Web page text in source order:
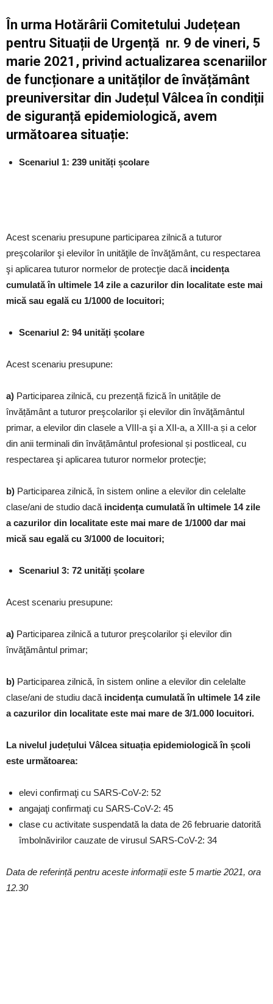
În urma Hotărârii Comitetului Județean
pentru Situații de Urgență nr. 9 de vineri, 5
marie 2021, privind actualizarea scenariilor
de funcționare a unităților de învățământ
preuniversitar din Județul Vâlcea în condiții
de siguranță epidemiologică, avem
următoarea situație:
Scenariul 1: 239 unități școlare
Acest scenariu presupune participarea zilnică a tuturor
preşcolarilor şi elevilor în unităţile de învăţământ, cu respectarea
şi aplicarea tuturor normelor de protecţie dacă incidența
cumulată în ultimele 14 zile a cazurilor din localitate este mai
mică sau egală cu 1/1000 de locuitori;
Scenariul 2: 94 unități școlare
Acest scenariu presupune:
a) Participarea zilnică, cu prezență fizică în unitățile de
învățământ a tuturor preşcolarilor şi elevilor din învăţământul
primar, a elevilor din clasele a VIII-a şi a XII-a, a XIII-a și a celor
din anii terminali din învățământul profesional și postliceal, cu
respectarea şi aplicarea tuturor normelor protecţie;
b) Participarea zilnică, în sistem online a elevilor din celelalte
clase/ani de studio dacă incidența cumulată în ultimele 14 zile
a cazurilor din localitate este mai mare de 1/1000 dar mai
mică sau egală cu 3/1000 de locuitori;
Scenariul 3: 72 unități școlare
Acest scenariu presupune:
a) Participarea zilnică a tuturor preşcolarilor şi elevilor din
învăţământul primar;
b) Participarea zilnică, în sistem online a elevilor din celelalte
clase/ani de studiu dacă incidența cumulată în ultimele 14 zile
a cazurilor din localitate este mai mare de 3/1.000 locuitori.
La nivelul județului Vâlcea situația epidemiologică în școli
este următoarea:
elevi confirmaţi cu SARS-CoV-2: 52
angajaţi confirmaţi cu SARS-CoV-2: 45
clase cu activitate suspendată la data de 26 februarie datorită
îmbolnăvirilor cauzate de virusul SARS-CoV-2: 34
Data de referință pentru aceste informații este 5 martie 2021, ora
12.30